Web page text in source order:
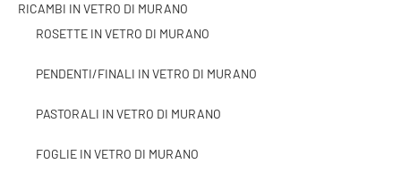
RICAMBI IN VETRO DI MURANO
ROSETTE IN VETRO DI MURANO
PENDENTI/FINALI IN VETRO DI MURANO
PASTORALI IN VETRO DI MURANO
FOGLIE IN VETRO DI MURANO